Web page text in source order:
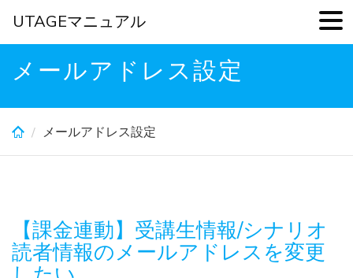
Skip
メールアドレス設定
メールアドレス設定
【課金連動】受講生情報/シナリオ
読者情報のメールアドレスを変更
UTAGEマニュアル